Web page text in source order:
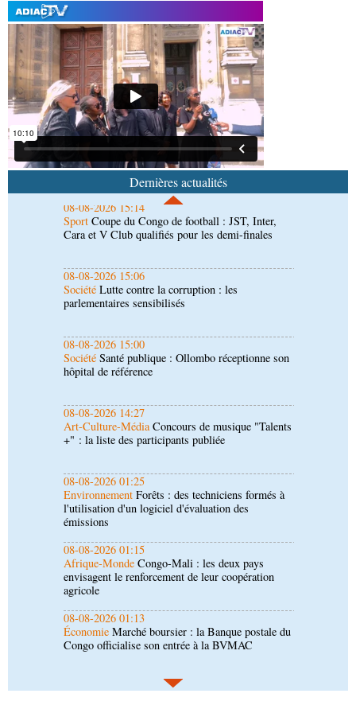
Dernières actualités
08-08-2026 16:34
SociétéLutte contre les épidémies : les employés
de la maison de retraite Kambissi en formation
08-08-2026 16:00
SociétéDistinction : Darrel Ornelle Elion Assiana
promue maître-assistant Cames
08-08-2026 15:14
Coupe du Congo de football : JST, Inter,
Cara et V Club qualifiés pour les demi-finales
08-08-2026 15:06
SociétéLutte contre la corruption : les
parlementaires sensibilisés
08-08-2026 15:00
Société Santé publique : Ollombo réceptionne son
hôpital de référence
08-08-2026 14:27
Art-Culture-MédiaConcours de musique "Talents
+" : la liste des participants publiée
08-08-2026 01:25
EnvironnementForêts : des techniciens formés à
l'utilisation d'un logiciel d'évaluation des
08-08-2026 01:15
Afrique-MondeCongo-Mali : les deux pays
envisagent le renforcement de leur coopération
agricole
08-08-2026 01:13
ÉconomieMarché boursier : la Banque postale du
Congo officialise son entrée à la BVMAC
08-08-2026 01:00
SociétéAccélération du développement: la
République du Congo mise sur sa diaspora
08-08-2026 00:45